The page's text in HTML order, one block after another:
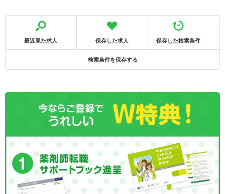
最近見た求人 保存した求人 保存した検索条件
検索条件を保存する